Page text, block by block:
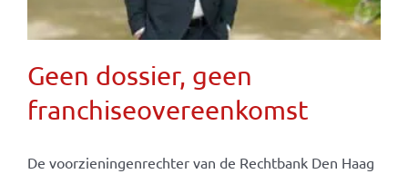
Geen dossier, geen
franchiseovereenkomst
De voorzieningenrechter van de Rechtbank Den Haag